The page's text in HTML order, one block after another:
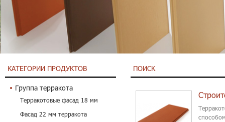
КАТЕГОРИИ ПРОДУКТОВ
Группа терракота
Терракотовые фасад 18 мм
Фасад 22 мм терракота
ПОИСК